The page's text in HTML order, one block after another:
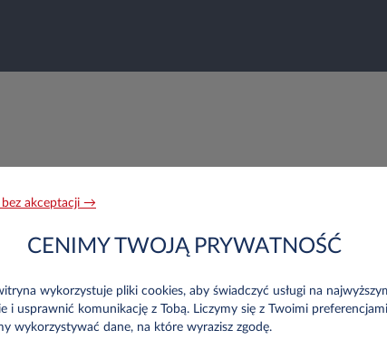
Telefon*
bez akceptacji →
CENIMY TWOJĄ PRYWATNOŚĆ
wykorzystuje pliki cookies, aby świadczyć usługi na
i usprawnić komunikację z Tobą. Liczymy się z Twoimi
wykorzystywać dane, na które wyrazisz zgodę.